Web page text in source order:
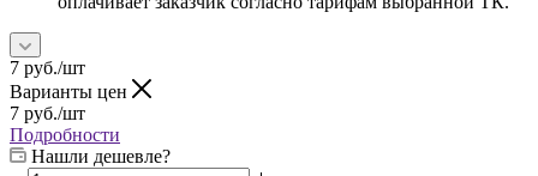
7 руб./шт
Варианты цен
7 руб./шт
Подробности
Нашли дешевле?